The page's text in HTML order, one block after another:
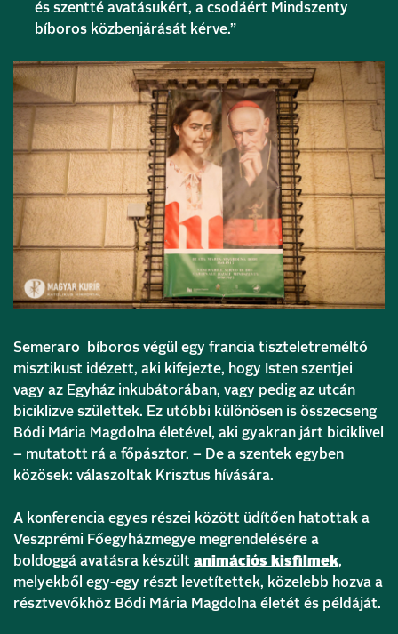
és szentté avatásukért, a csodáért Mindszenty
bíboros közbenjárását kérve.”
Semeraro bíboros végül egy francia tiszteletreméltó
misztikust idézett, aki kifejezte, hogy Isten szentjei
vagy az Egyház inkubátorában, vagy pedig az utcán
biciklizve születtek. Ez utóbbi különösen is összecseng
Bódi Mária Magdolna életével, aki gyakran járt biciklivel
– mutatott rá a főpásztor. – De a szentek egyben
közösek: válaszoltak Krisztus hívására.
A konferencia egyes részei között üdítően hatottak a
Veszprémi Főegyházmegye megrendelésére a
boldoggá avatásra készült animációs kisfilmek,
melyekből egy-egy részt levetítettek, közelebb hozva a
résztvevőkhöz Bódi Mária Magdolna életét és példáját.